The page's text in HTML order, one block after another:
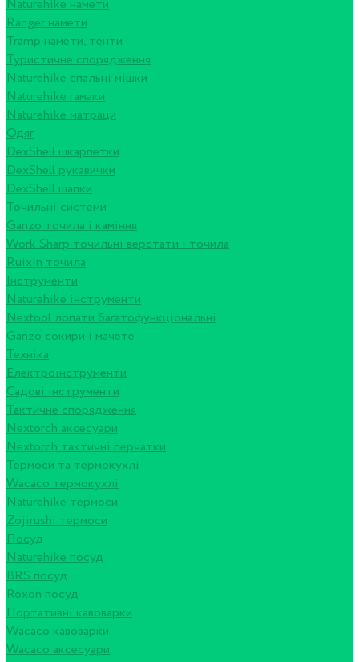
Naturehike намети
Ranger намети
Tramp намети, тенти
Туристичне спорядження
Naturehike спальні мішки
Naturehike гамаки
Naturehike матраци
Одяг
DexShell шкарпетки
DexShell рукавички
DexShell шапки
Точильні системи
Ganzo точила і каміння
Work Sharp точильні верстати і точила
Ruixin точила
Інструменти
Naturehike інструменти
Nextool лопати багатофункціональні
Ganzo сокири і мачете
Техніка
Електроінструменти
Садові інструменти
Тактичне спорядження
Nextorch аксесуари
Nextorch тактичні перчатки
Термоси та термокухлі
Wacaco термокухлі
Naturehike термоси
Zojirushi термоси
Посуд
Naturehike посуд
BRS посуд
Roxon посуд
Портативні кавоварки
Wacaco кавоварки
Wacaco аксесуари